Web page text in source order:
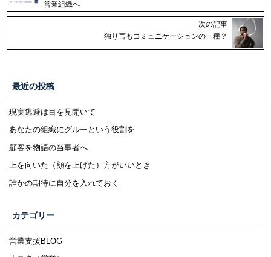
営業組織へ
次の記事
独り言もコミュニケーションの一種？
最近の投稿
現実逃避は目を見開いて
あなたの組織にグルーという役割を
顧客を物語の当事者へ
上を向いた（顔を上げた）方がいいとき
誰かの期待に自分を入れておく
カテゴリー
営業支援BLOG